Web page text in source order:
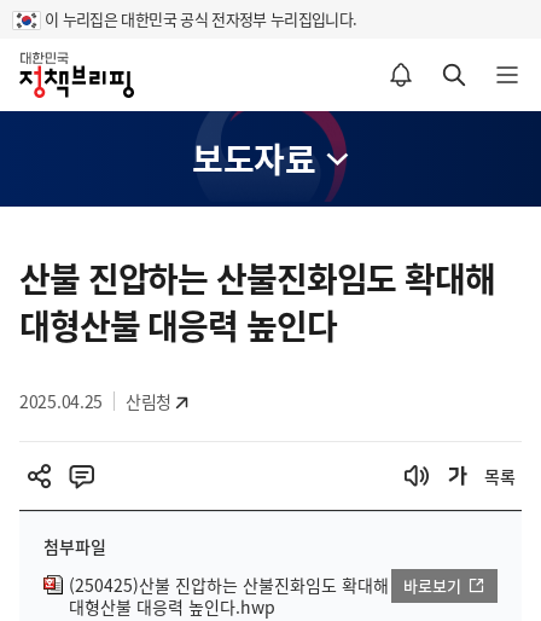
이 누리집은 대한민국 공식 전자정부 누리집입니다.
홈
알림설정 바로가기 검색 바로가기 메뉴 열기
보도자료
츠
영
산불 진압하는 산불진화임도 확대해
대형산불 대응력 높인다
2025.04.25 산림청
목록
첨부파일
(250425)산불 진압하는 산불진화임도 확대해
대형산불 대응력 높인다.hwp
바로보기